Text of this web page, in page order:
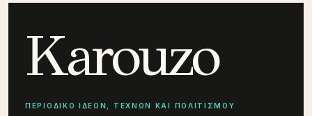
Karouzo
ΠΕΡΙΟΔΙΚΟ ΙΔΕΩΝ, ΤΕΧΝΩΝ ΚΑΙ ΠΟΛΙΤΙΣΜΟΥ